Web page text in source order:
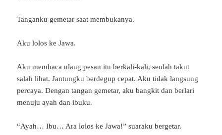
Tanganku gemetar saat membukanya.
Aku lolos ke Jawa.
Aku membaca ulang pesan itu berkali-kali, seolah takut
salah lihat. Jantungku berdegup cepat. Aku tidak langsung
percaya. Dengan tangan gemetar, aku bangkit dan berlari
menuju ayah dan ibuku.
“Ayah… Ibu… Ara lolos ke Jawa!” suaraku bergetar.